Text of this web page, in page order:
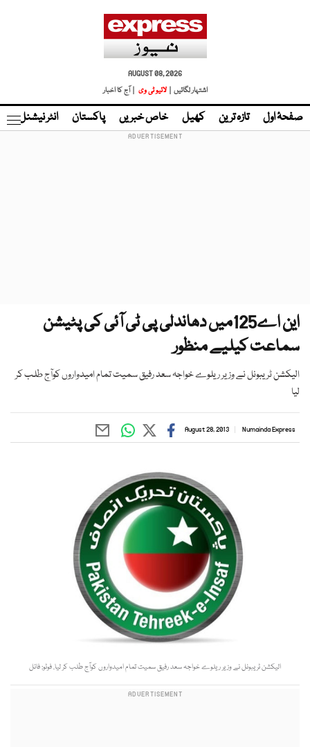
AUGUST 08, 2026
اشتہار لگائیں |
لائیو ٹی وی | آج کا اخبار
صفحۂ اول تازہ ترین کھیل خاص خبریں پاکستان انٹر نیشنل
این اے125میں دھاندلی پی ٹی آئی کی پٹیشن
سماعت کیلیے منظور
الیکشن ٹریبونل نے وزیر ریلوے خواجہ سعد رفیق سمیت تمام امیدواروں کوآج طلب کر
لیا
Numainda Express
August 28, 2013
الیکشن ٹریبونل نے وزیر ریلوے خواجہ سعد رفیق سمیت تمام امیدواروں کوآج طلب کر لیا. فوٹو: فائل